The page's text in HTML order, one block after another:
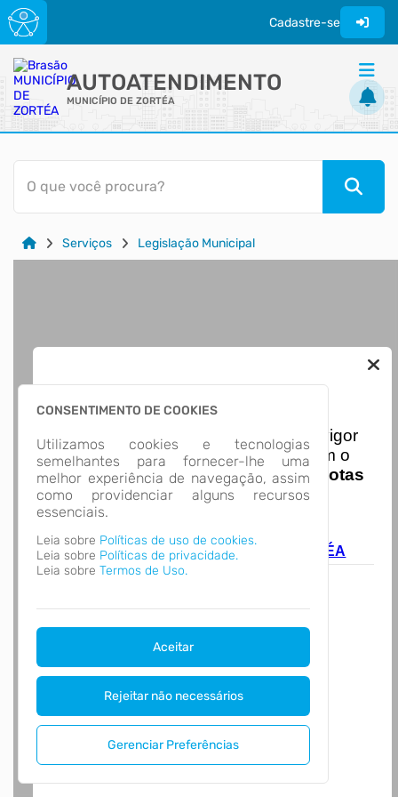
Cadastre-se
AUTOATENDIMENTO
MUNICÍPIO DE ZORTÉA
ACESSO RÁPIDO
Acessibilidade
Transparência
O que você procura?
Serviços Legislação Municipal
CONSENTIMENTO DE COOKIES
Utilizamos cookies e tecnologias
semelhantes para fornecer-lhe uma
melhor experiência de navegação, assim
como providenciar alguns recursos
essenciais.
Leia sobre Políticas de uso de cookies.
Leia sobre Políticas de privacidade.
Leia sobre Termos de Uso.
Aceitar
Rejeitar não necessários
Gerenciar Preferências
Nota Nacional
Iniciando em 01/01/2026
entra em vigor
a obrigatoriedade de integração com o
Ambiente de Dados Nacional das
Notas
de Serviço Eletrônicas
com isso
entraram em vigor
acesse o link abaixo e saiba mais.
Autoatendimento - MUNICÍPIO DE ZORTÉA